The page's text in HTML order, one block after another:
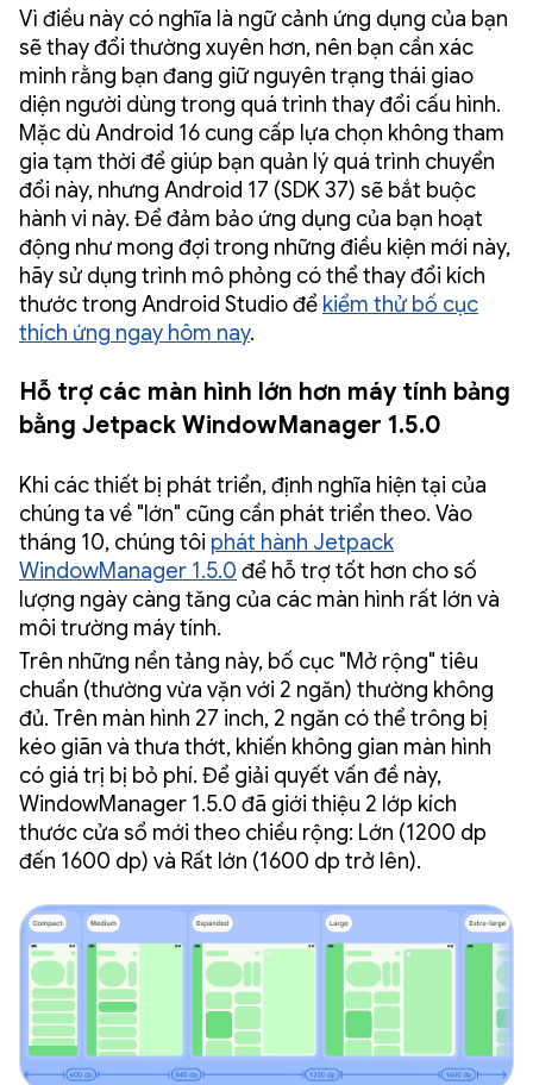
Vì điều này có nghĩa là ngữ cảnh ứng dụng của bạn
sẽ thay đổi thường xuyên hơn, nên bạn cần xác
minh rằng bạn đang giữ nguyên trạng thái giao
diện người dùng trong quá trình thay đổi cấu hình.
Mặc dù Android 16 cung cấp lựa chọn không tham
gia tạm thời để giúp bạn quản lý quá trình chuyển
đổi này, nhưng Android 17 (SDK 37) sẽ bắt buộc
hành vi này. Để đảm bảo ứng dụng của bạn hoạt
động như mong đợi trong những điều kiện mới này,
hãy sử dụng trình mô phỏng có thể thay đổi kích
thước trong Android Studio để kiểm thử bố cục
thích ứng ngay hôm nay.
Hỗ trợ các màn hình lớn hơn máy tính bảng
bằng Jetpack WindowManager 1.5.0
Khi các thiết bị phát triển, định nghĩa hiện tại của
chúng ta về "lớn" cũng cần phát triển theo. Vào
tháng 10, chúng tôi phát hành Jetpack
WindowManager 1.5.0 để hỗ trợ tốt hơn cho số
lượng ngày càng tăng của các màn hình rất lớn và
môi trường máy tính.
Trên những nền tảng này, bố cục "Mở rộng" tiêu
chuẩn (thường vừa vặn với 2 ngăn) thường không
đủ. Trên màn hình 27 inch, 2 ngăn có thể trông bị
kéo giãn và thưa thớt, khiến không gian màn hình
có giá trị bị bỏ phí. Để giải quyết vấn đề này,
WindowManager 1.5.0 đã giới thiệu 2 lớp kích
thước cửa sổ mới theo chiều rộng: Lớn (1200 dp
đến 1600 dp) và Rất lớn (1600 dp trở lên).